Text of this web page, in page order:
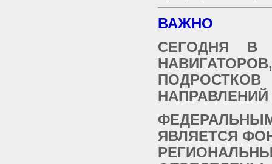
ВАЖНО
СЕГОДНЯ В
ЯВЛЯЕТСЯ